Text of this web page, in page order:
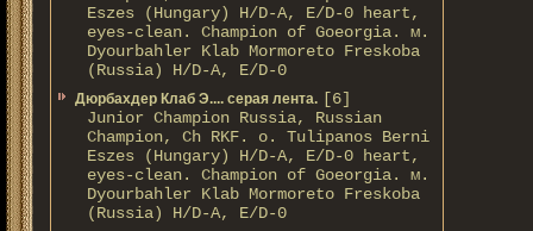
Eszes (Hungary) H/D-A, E/D-0 heart,
eyes-clean. Champion of Gоeorgia. м.
Dyourbahler Klab Mormoreto Freskoba
(Russia) H/D-А, E/D-0
Дюрбахдер Клаб Э.... серая лента. [6]
Junior Champion Russia, Russian
Champion, Ch RKF. о. Tulipanos Berni
Eszes (Hungary) H/D-A, E/D-0 heart,
eyes-clean. Champion of Gоeorgia. м.
Dyourbahler Klab Mormoreto Freskoba
(Russia) H/D-А, E/D-0